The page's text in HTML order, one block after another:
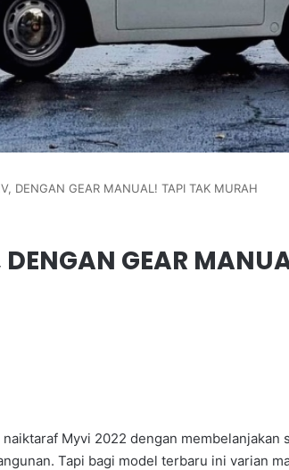
DENGAN GEAR MANUAL! TAPI TAK MURAH
DENGAN GEAR
Myvi 2022 dengan membelanjakan
Tapi bagi model terbaru ini varian